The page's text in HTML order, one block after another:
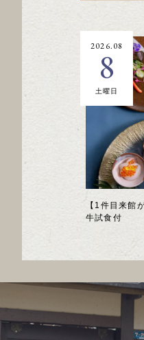
【1件目来館
牛試食付
2026.08
8
土曜日